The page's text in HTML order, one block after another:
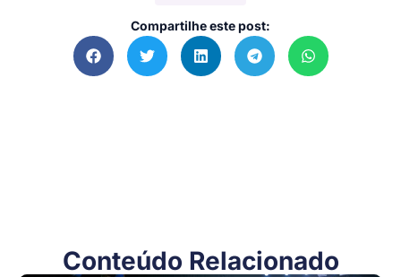
Compartilhe este post:
Conteúdo Relacionado